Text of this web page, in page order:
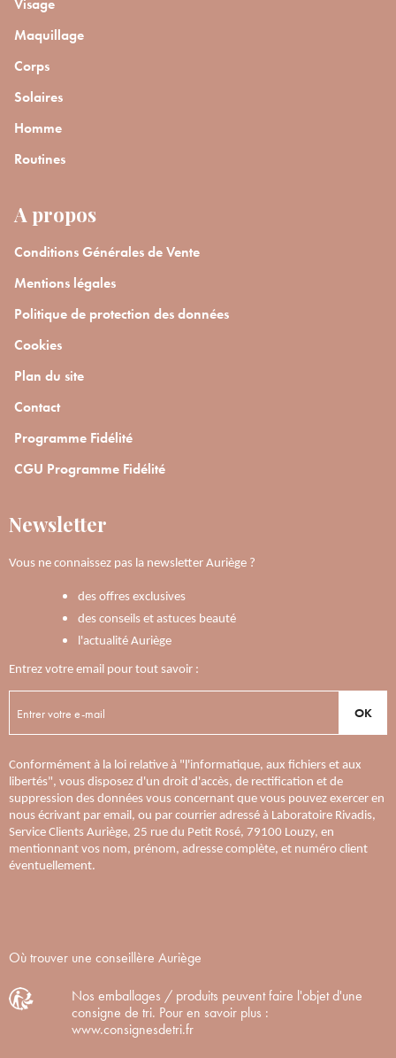
Visage
Maquillage
Corps
Solaires
Homme
Routines
A propos
Conditions Générales de Vente
Mentions légales
Politique de protection des données
Cookies
Plan du site
Contact
Programme Fidélité
CGU Programme Fidélité
Newsletter
Vous ne connaissez pas la newsletter Auriège ?
des offres exclusives
des conseils et astuces beauté
l'actualité Auriège
Entrez votre email pour tout savoir :
OK
Conformément à la loi relative à "l'informatique, aux fichiers et aux
libertés", vous disposez d'un droit d'accès, de rectification et de
suppression des données vous concernant que vous pouvez exercer en
nous écrivant par email, ou par courrier adressé à Laboratoire Rivadis,
Service Clients Auriège, 25 rue du Petit Rosé, 79100 Louzy, en
mentionnant vos nom, prénom, adresse complète, et numéro client
éventuellement.
Où trouver une conseillère Auriège
Nos emballages / produits peuvent faire l'objet d'une
consigne de tri. Pour en savoir plus :
www.consignesdetri.fr